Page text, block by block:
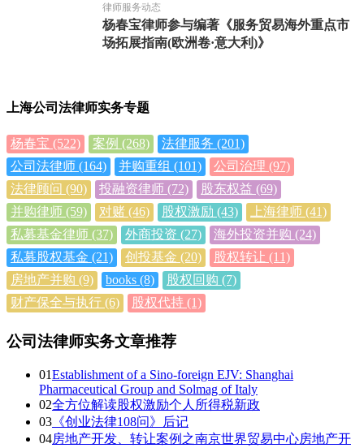
律师服务动态
杨春宝律师参与编著《服务贸易海外重点市
场拓展指南(欧洲卷·意大利)》
上海公司法律师实务专题
杨春宝 (522) 案例 (268) 法律服务 (201)
公司法律师 (164) 并购重组 (101) 公司治理 (97)
法律顾问 (90) 投融资律师 (72) 股东权益 (69)
并购律师 (59) 对赌 (46) 股权激励 (43) 上海律师 (41)
私募基金律师 (37) 外商投资 (27) 海外投资并购 (24)
私募股权基金 (21) 创投基金 (20) 股权转让 (11)
房地产并购 (9) books (8) 股权回购 (7)
财产保全与执行 (6) 股权代持 (1)
公司法律师实务文章推荐
01Establishment of a Sino-foreign EJV: Shanghai
Pharmaceutical Group and Solmag of Italy
02全方位解读股权激励个人所得税新政
03 《创业法律108问》后记
04房地产开发、转让案例之南京世界贸易中心房地产开